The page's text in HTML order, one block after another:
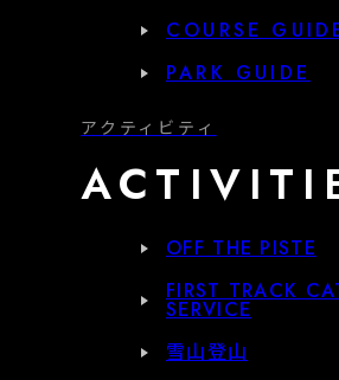
COURSE
PARK GUIDE
アクティビティ
OFF THE PISTE
FIRST TRACK
SERVICE
雪山登山